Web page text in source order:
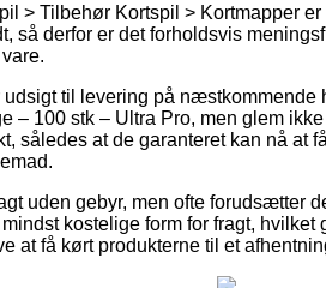
> Tilbehør Kortspil > Kortmapper
så derfor er det forholdsvis
til levering på næstkommende
– 100 stk – Ultra Pro, men glem
således at de garanteret kan nå at
uden gebyr, men ofte forudsætter
kostelige form for fragt,
at få kørt produkterne til et